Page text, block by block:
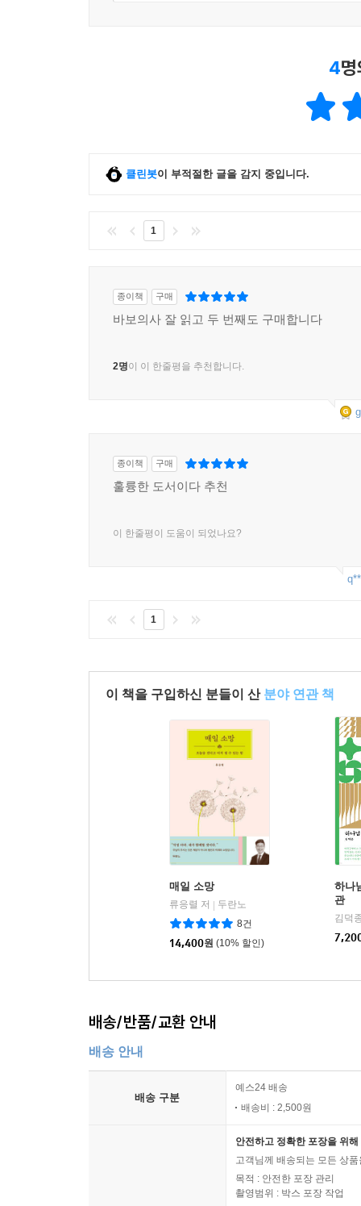
어떤 생각으로 살아 내셨을지 그의 고견을 듣고
장면처럼 지친 전투 현장에서 한 걸음 뒤로 물
- 이철규 (이철규이대경치과 원장, 『오늘을 그날
사역을 함께 논의하고 실행했습니다. 수현 형제
돌아와 나에게 이야기하는 것 같아, 새로운 세 번
- 전우택 (연세대학교 의과대학 교수)
4
클린봇이 부적절한 글을 감지 중입니다.
1
종이책 구매
바보의사 잘 읽고 두 번째도 구매합니다
2명이 이 한줄평을 추천합니다.
종이책 구매
훌륭한 도서이다 추천
이 한줄평이 도움이 되었나요?
1
이 책을 구입하신 분들이 산 분야 연관 책
매일 소망
류응렬 저
두란노
8건
14,400원 (10% 할인)
하나
관
김덕
배송/반품/교환 안내
배송 안내
배송 구분
예스24 배송
배송비 : 2,500원
안전하고 정확한 포장을 위
고객님께 배송되는 모든 상
목적 : 안전한 포장 관리
촬영범위 : 박스 포장 작업